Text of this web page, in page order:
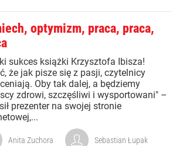
optymizm, praca, praca,
sukces książki Krzysztofa Ibisza!
że jak pisze się z pasji, czytelnicy
Oby tak dalej, a będziemy
zdrowi, szczęśliwi i wysportowani" –
prezenter na swojej stronie
Anita Zuchora Sebastian Łupak